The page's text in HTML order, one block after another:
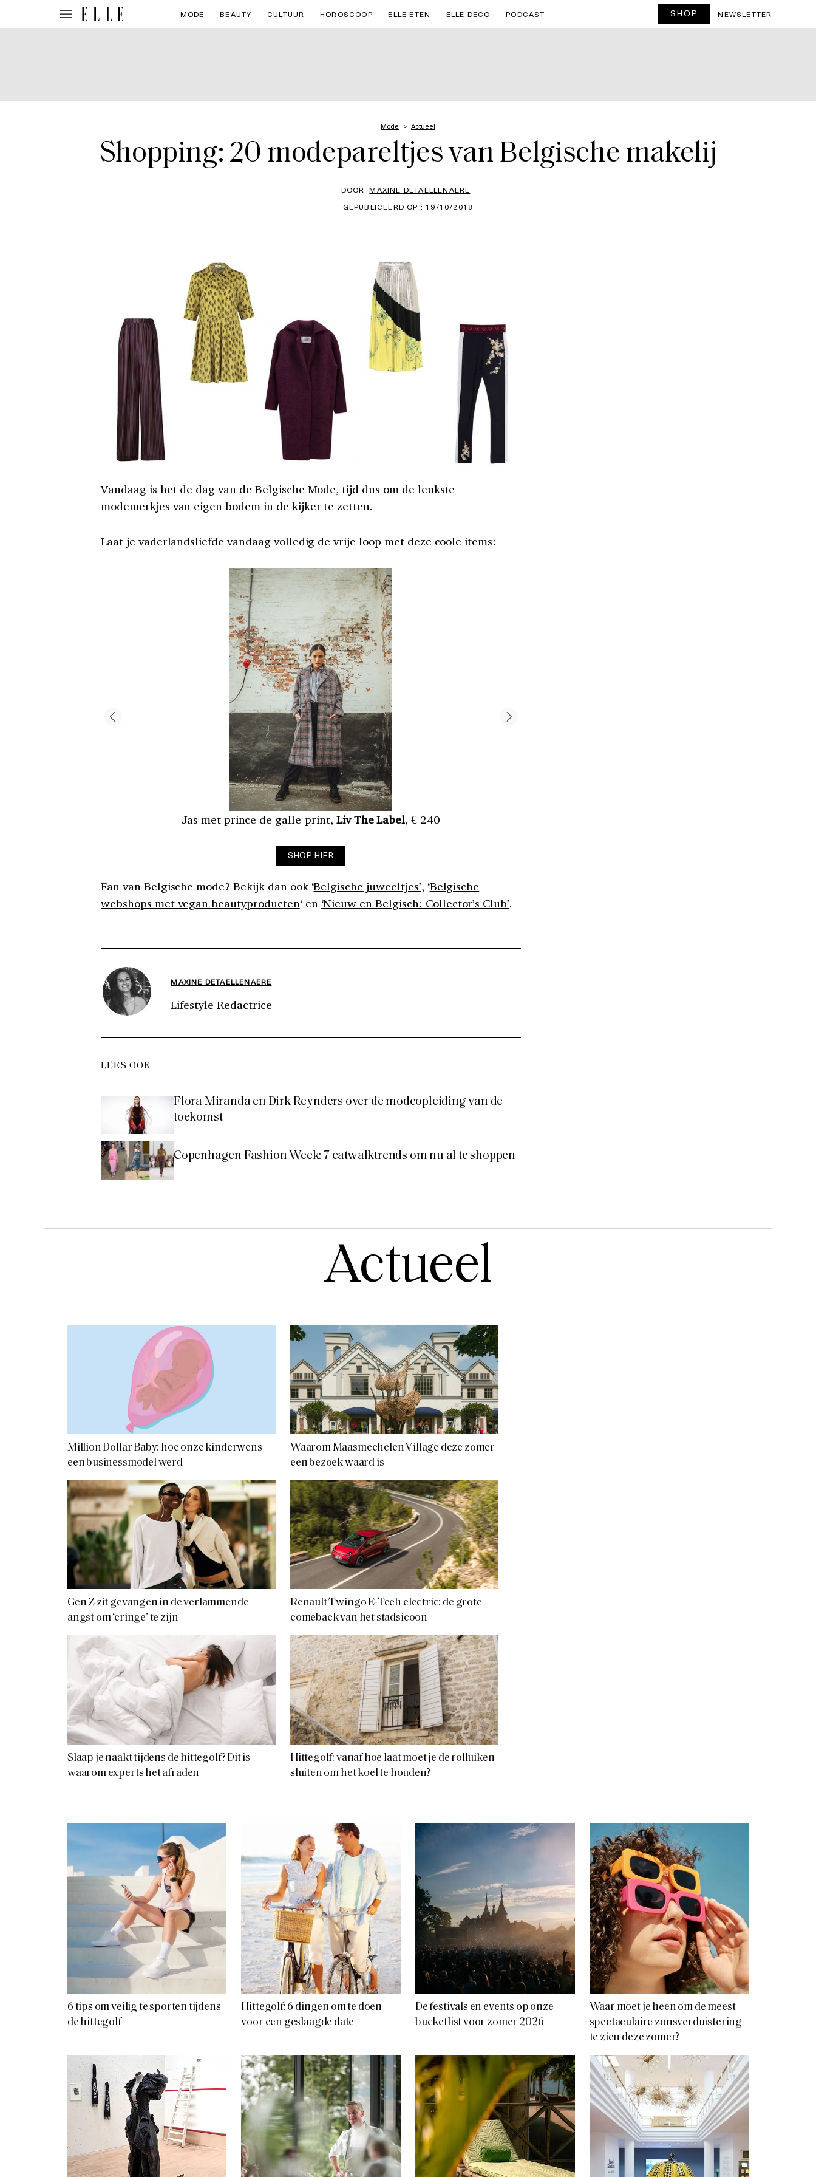
MODE BEAUTY CULTUUR HOROSCOOP ELLE ETEN ELLE DECO PODCAST SHOP NEWSLETTER
Mode Actueel
Shopping: 20 modepareltjes van Belgische makelij
DOOR MAXINE DETAELLENAERE
GEPUBLICEERD OP : 19/10/2018
Vandaag is het de dag van de Belgische Mode, tijd dus om de leukste
modemerkjes van eigen bodem in de kijker te zetten.
Laat je vaderlandsliefde vandaag volledig de vrije loop met deze coole items:
Jas met prince de galle-print, Liv The Label, € 240
SHOP HIER
Fan van Belgische mode? Bekijk dan ook ‘Belgische juweeltjes’, ‘Belgische
webshops met vegan beautyproducten‘ en ‘Nieuw en Belgisch: Collector’s Club’.
MAXINE DETAELLENAERE
Lifestyle Redactrice
LEES OOK
Flora Miranda en Dirk Reynders over de modeopleiding van de
toekomst
Copenhagen Fashion Week: 7 catwalktrends om nu al te shoppen
Actueel
Million Dollar Baby: hoe onze kinderwens
een businessmodel werd
Waarom Maasmechelen Village deze zomer
een bezoek waard is
Gen Z zit gevangen in de verlammende
angst om ‘cringe’ te zijn
Renault Twingo E-Tech electric: de grote
comeback van het stadsicoon
Slaap je naakt tijdens de hittegolf? Dit is
waarom experts het afraden
Hittegolf: vanaf hoe laat moet je de rolluiken
sluiten om het koel te houden?
6 tips om veilig te sporten tijdens
de hittegolf
Hittegolf: 6 dingen om te doen
voor een geslaagde date
De festivals en events op onze
bucketlist voor zomer 2026
Waar moet je heen om de meest
spectaculaire zonsverduistering
te zien deze zomer?